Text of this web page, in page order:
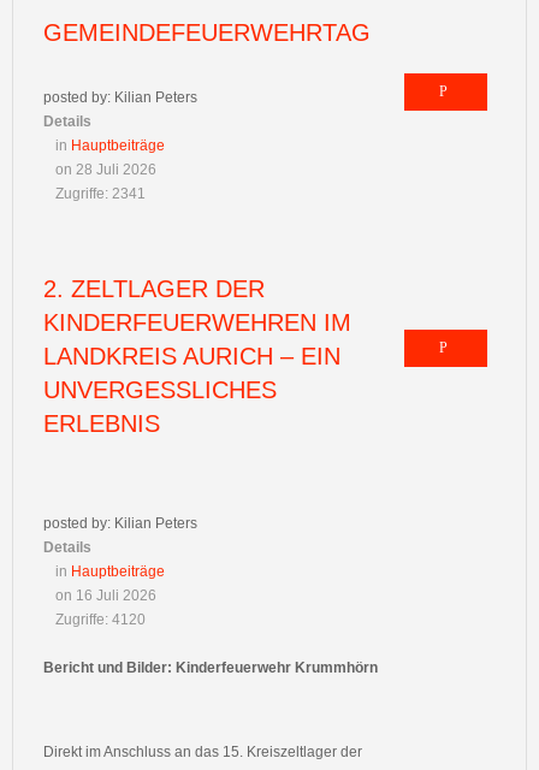
GEMEINDEFEUERWEHRTAG
posted by: Kilian Peters
Details
in Hauptbeiträge
on 28 Juli 2026
Zugriffe: 2341
2. ZELTLAGER DER
KINDERFEUERWEHREN IM
LANDKREIS AURICH – EIN
UNVERGESSLICHES
ERLEBNIS
posted by: Kilian Peters
Details
in Hauptbeiträge
on 16 Juli 2026
Zugriffe: 4120
Bericht und Bilder: Kinderfeuerwehr Krummhörn
Direkt im Anschluss an das 15. Kreiszeltlager der